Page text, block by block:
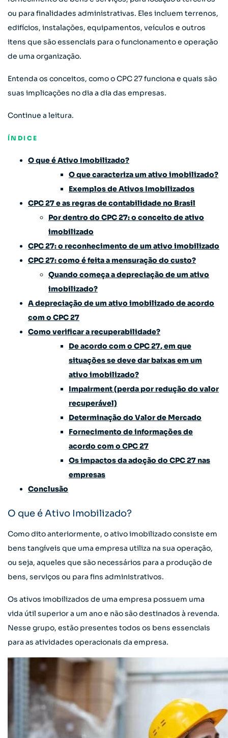
ou para finalidades administrativas. Eles incluem terrenos,
edifícios, instalações, equipamentos, veículos e outros
itens que são essenciais para o funcionamento e operação
de uma organização.
Entenda os conceitos, como o CPC 27 funciona e quais são
suas implicações no dia a dia das empresas.
Continue a leitura.
ÍNDICE
O que é Ativo Imobilizado?
O que caracteriza um ativo imobilizado?
Exemplos de Ativos Imobilizados
CPC 27 e as regras de contabilidade no Brasil
Por dentro do CPC 27: o conceito de ativo
imobilizado
CPC 27: o reconhecimento de um ativo imobilizado
CPC 27: como é feita a mensuração do custo?
Quando começa a depreciação de um ativo
imobilizado?
A depreciação de um ativo imobilizado de acordo
com o CPC 27
Como verificar a recuperabilidade?
De acordo com o CPC 27, em que
situações se deve dar baixas em um
ativo imobilizado?
Impairment (perda por redução do valor
recuperável)
Determinação do Valor de Mercado
Fornecimento de informações de
acordo com o CPC 27
Os impactos da adoção do CPC 27 nas
empresas
Conclusão
O que é Ativo Imobilizado?
Como dito anteriormente, o ativo imobilizado consiste em
bens tangíveis que uma empresa utiliza na sua operação,
ou seja, aqueles que são necessários para a produção de
bens, serviços ou para fins administrativos.
Os ativos imobilizados de uma empresa possuem uma
vida útil superior a um ano e não são destinados à revenda.
Nesse grupo, estão presentes todos os bens essenciais
para as atividades operacionais da empresa.